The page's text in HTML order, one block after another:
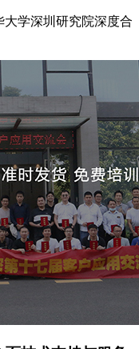
学深圳研究院深度合